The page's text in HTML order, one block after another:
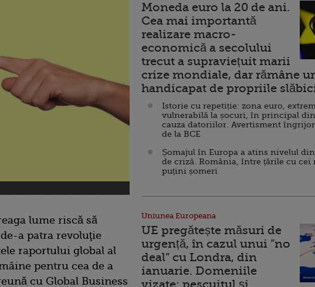
lume riscă să
a patra revoluţie
raportului global al
pentru cea de a
cu Global Business
Moneda euro la 20 de ani.
Cea mai importantă
realizare macro-
economică a secolului
trecut a supraviețuit marii
crize mondiale, dar rămâne
handicapat de propriile
Istorie cu repetiție: zona euro,
vulnerabilă la șocuri, în principal din
cauza datoriilor. Avertisment
de la BCE
Șomajul în Europa a atins nivelul
de criză. România, între țările cu cei
puțini șomeri
Uniunea Europeana
UE pregătește măsuri de
urgență, în cazul unui ”no
deal” cu Londra, din
ianuarie. Domeniile